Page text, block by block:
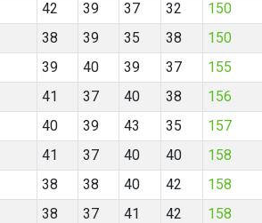
42 39 37 32 150
38 39 35 38 150
39 40 39 37 155
41 37 40 38 156
40 39 43 35 157
41 37 40 40 158
38 38 40 42 158
38 37 41 42 158